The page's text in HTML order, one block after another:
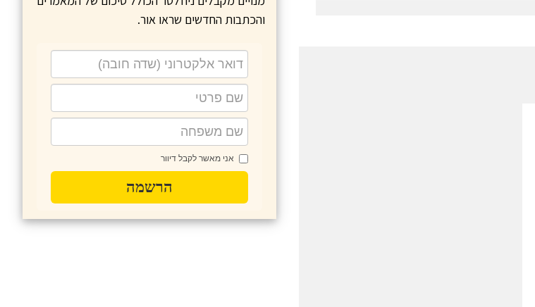
והכתבות החדשים שראו אור.
אני מאשר לקבל דיוור
הרשמה